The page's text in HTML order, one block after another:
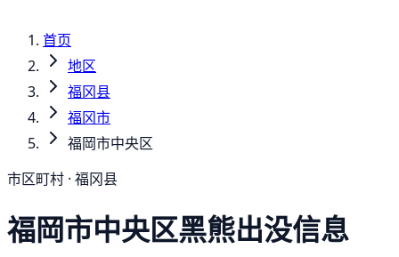
首页
地区
福冈县
福冈市
福岡市中央区
市区町村 · 福冈县
福岡市中央区黑熊出没信息